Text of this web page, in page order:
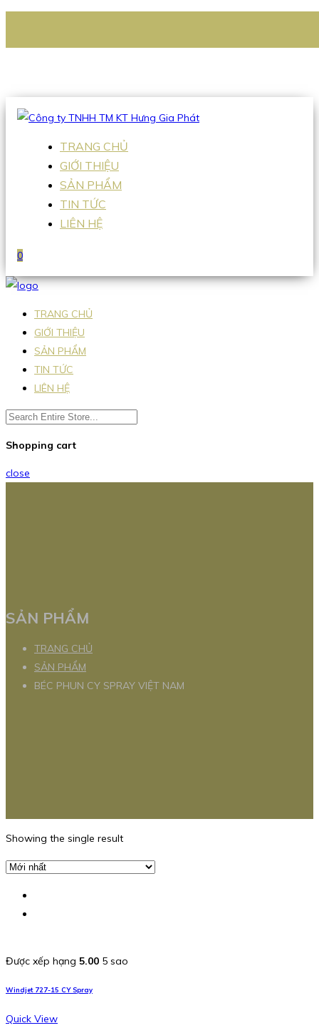
Hotline:0938 336 079
TRANG CHỦ
GIỚI THIỆU
SẢN PHẨM
TIN TỨC
LIÊN HỆ
0
TRANG CHỦ
GIỚI THIỆU
SẢN PHẨM
TIN TỨC
LIÊN HỆ
Shopping cart
close
SẢN PHẨM
TRANG CHỦ
SẢN PHẨM
BÉC PHUN CY SPRAY VIỆT NAM
Showing the single result
Được xếp hạng 5.00 5 sao
Windjet 727-15 CY Spray
Quick View